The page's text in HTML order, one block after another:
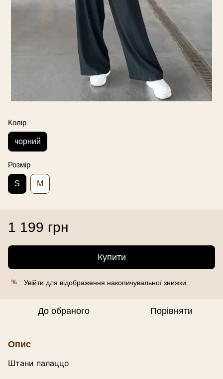
Колір
чорний
Розмір
S M
1 199 грн
Купити
% Увійти для відображення накопичувальної знижки
До обраного Порівняти
Опис
Штани палаццо